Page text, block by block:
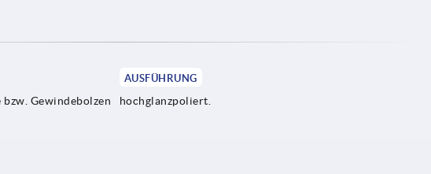
Gewindebolzen
AUSFÜHRUNG
hochglanzpoliert.